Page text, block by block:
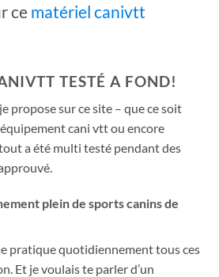
ce matériel canivtt
TESTÉ A FOND!
propose sur ce site – que ce soit
cani vtt ou encore
a été multi testé pendant des
plein de sports canins de
je pratique quotidiennement tous ces
Et je voulais te parler d’un